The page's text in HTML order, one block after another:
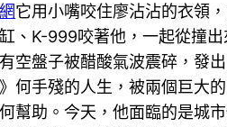
它用小嘴咬住廖沾沾的衣領
、K-999咬著他，一起從撞
空盤子被醋酸氣波震碎，發
手殘的人生，被兩個巨大
助。今天，他面臨的是城